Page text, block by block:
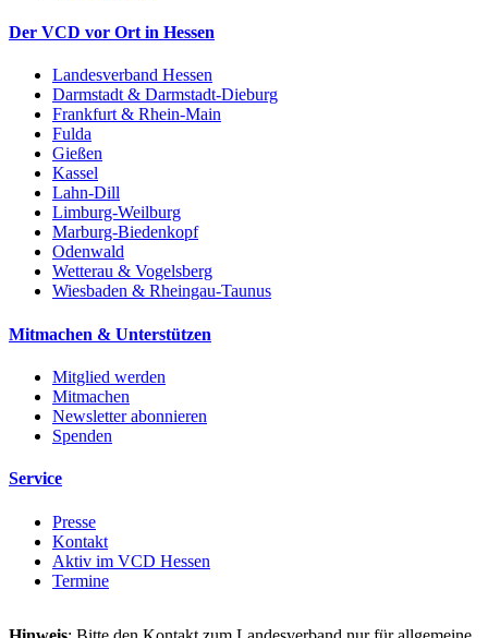
Der VCD vor Ort in Hessen
Landesverband Hessen
Darmstadt & Darmstadt-Dieburg
Frankfurt & Rhein-Main
Fulda
Gießen
Kassel
Lahn-Dill
Limburg-Weilburg
Marburg-Biedenkopf
Odenwald
Wetterau & Vogelsberg
Wiesbaden & Rheingau-Taunus
Mitmachen & Unterstützen
Mitglied werden
Mitmachen
Newsletter abonnieren
Spenden
Service
Presse
Kontakt
Aktiv im VCD Hessen
Termine